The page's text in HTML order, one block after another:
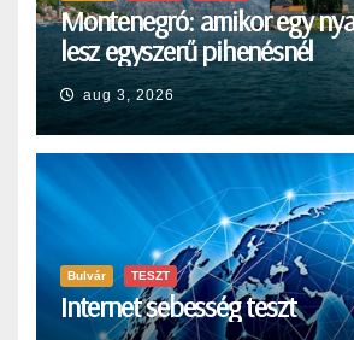
Montenegró: amikor egy
lesz egyszerű pihenésnél
aug 3, 2026
Bulvár TESZT
Internet sebesség teszt